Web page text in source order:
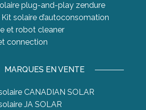
plug-and-play zendure
solaire d’autoconsomation
et robot cleaner
connection
MARQUES EN VENTE
CANADIAN SOLAR
JA SOLAR